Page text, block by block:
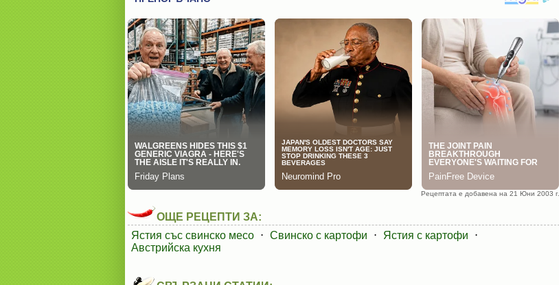
Рецептата е добавена на 21 Юни 2003 г.
ОЩЕ РЕЦЕПТИ ЗА:
Ястия със свинско месо ⋅ Свинско с картофи ⋅ Ястия с картофи
⋅
Австрийска кухня